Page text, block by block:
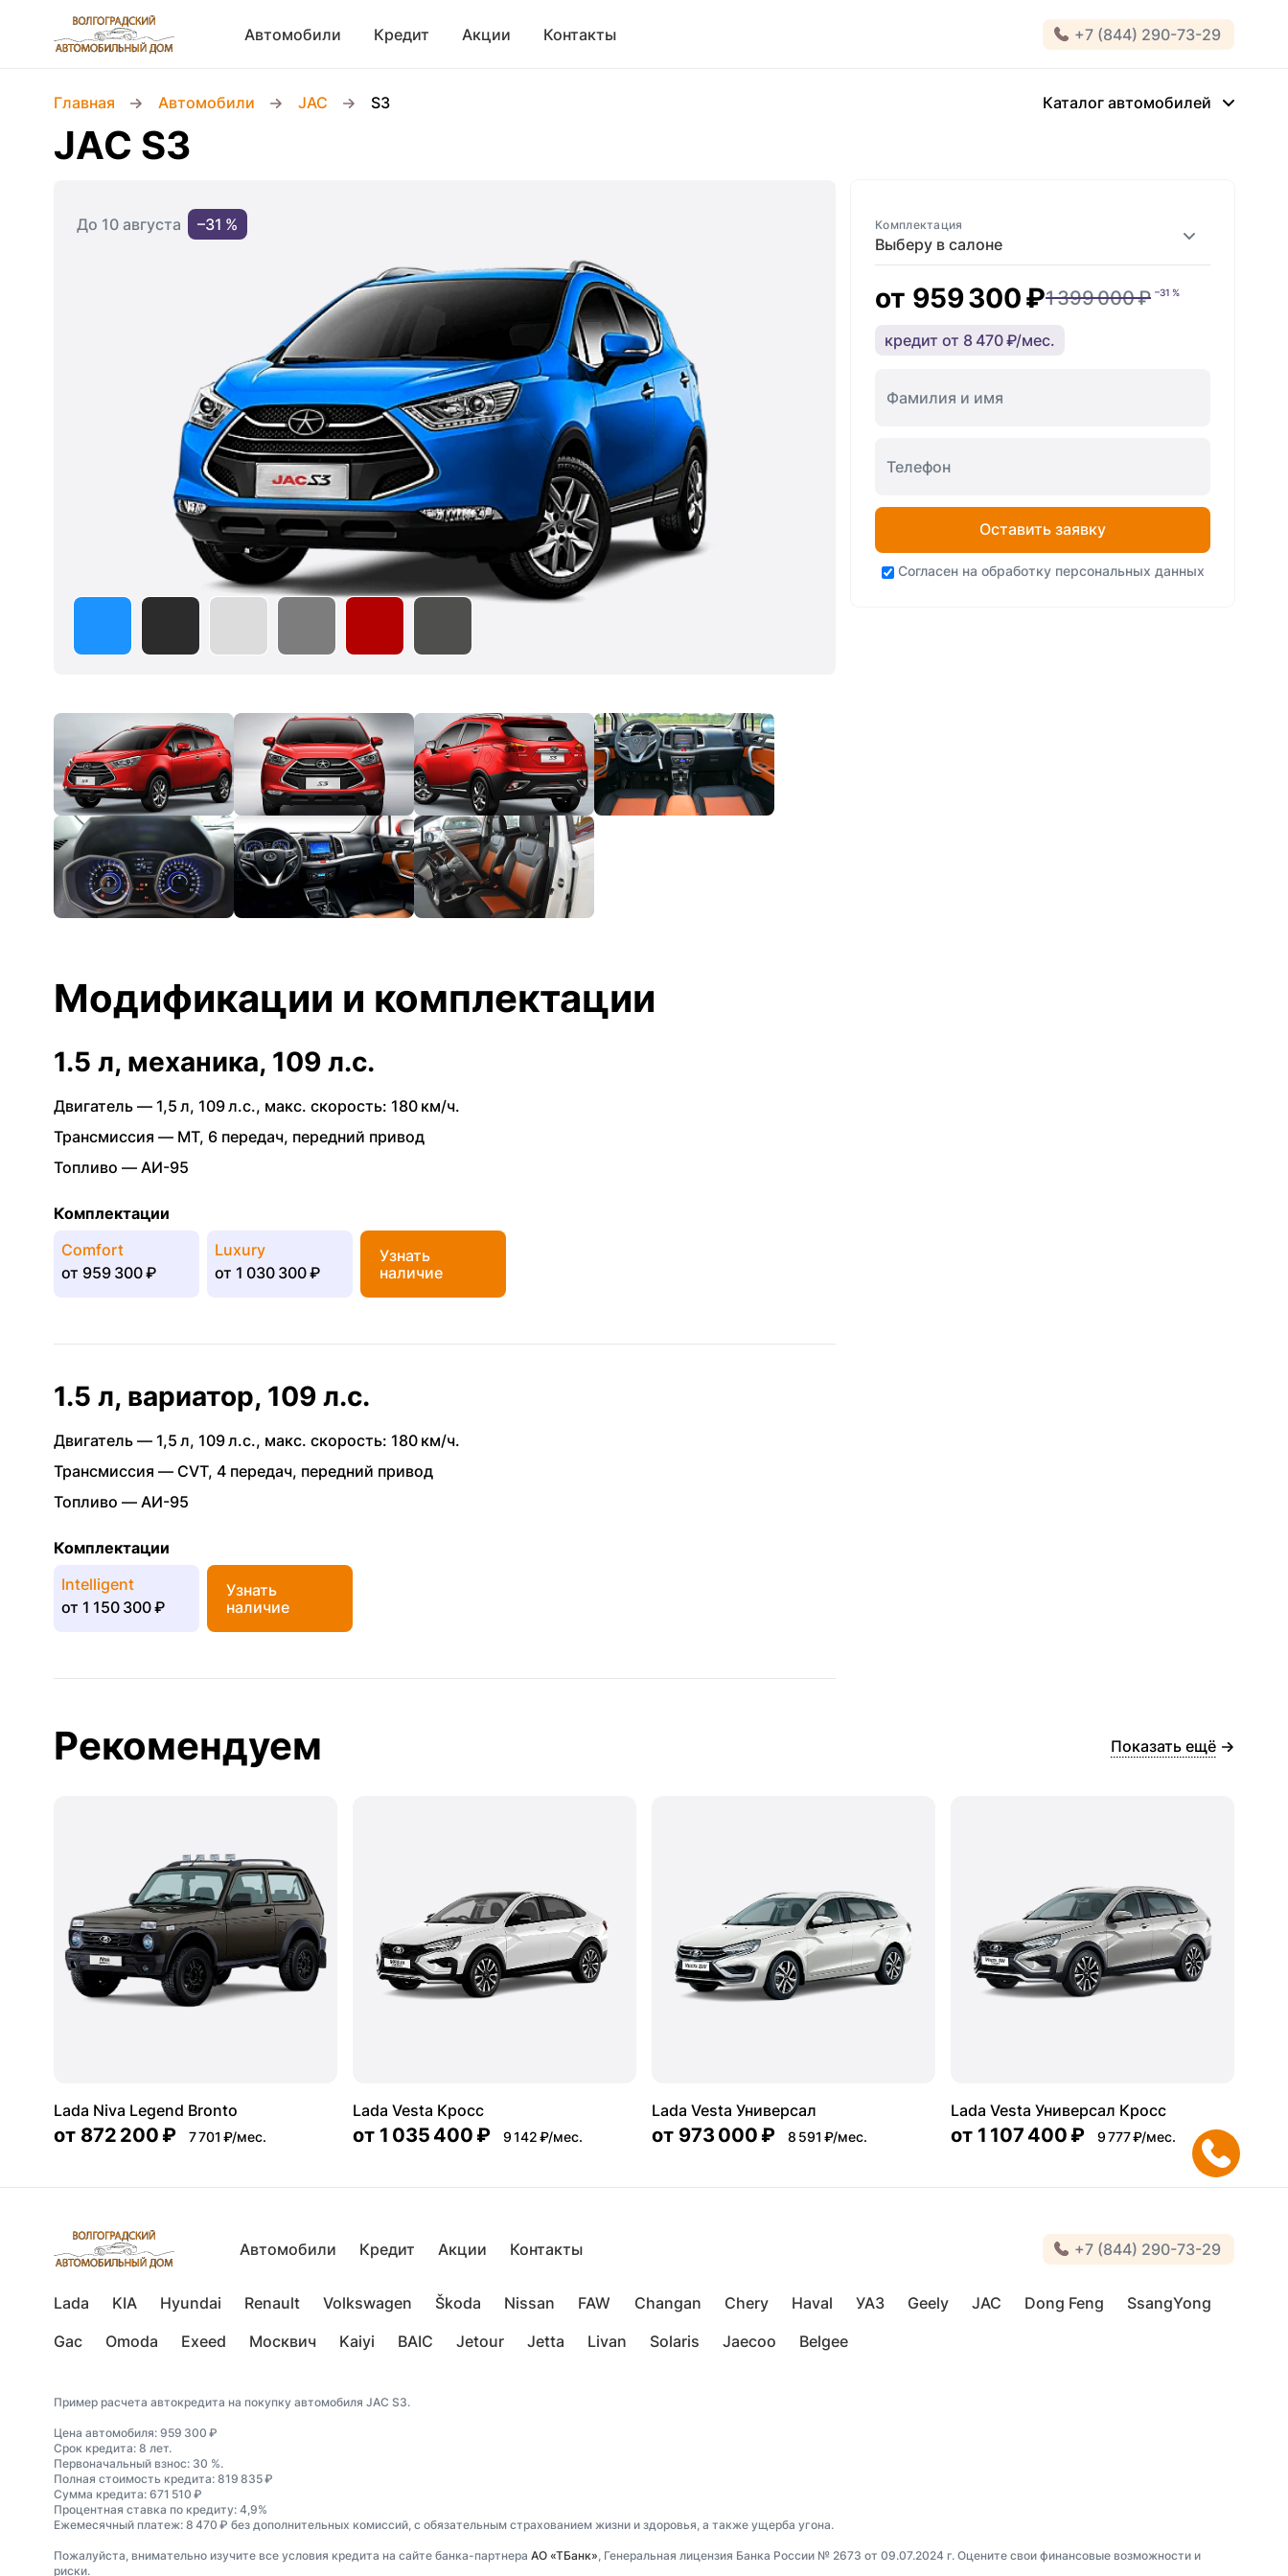
Автомобили Кредит Акции Контакты +7 (844) 290-73-29
Главная Автомобили JAC S3 Каталог автомобилей
JAC S3
До 10 августа
–31 %
Выберу в салоне
Комплектация
от 959 300 ₽1 399 000 ₽ –31 %
кредит от 8 470 ₽/мес.
Оставить заявку
Согласен на обработку персональных данных
Модификации и комплектации
1.5 л, механика, 109 л.с.
Двигатель — 1,5 л, 109 л.с., макс. скорость: 180 км/ч.
Трансмиссия — MT, 6 передач, передний привод
Топливо — АИ-95
Комплектации
Comfort
от 959 300 ₽
Luxury
от 1 030 300 ₽
Узнать
наличие
1.5 л, вариатор, 109 л.с.
Двигатель — 1,5 л, 109 л.с., макс. скорость: 180 км/ч.
Трансмиссия — CVT, 4 передач, передний привод
Топливо — АИ-95
Комплектации
Intelligent
от 1 150 300 ₽
Узнать
наличие
Рекомендуем Показать ещё
Lada Niva Legend Bronto
от 872 200 ₽ 7 701 ₽/мес.
Lada Vesta Кросс
от 1 035 400 ₽ 9 142 ₽/мес.
Lada Vesta Универсал
от 973 000 ₽ 8 591 ₽/мес.
Lada Vesta Универсал Кросс
от 1 107 400 ₽ 9 777 ₽/мес.
Автомобили Кредит Акции Контакты +7 (844) 290-73-29
Lada KIA Hyundai Renault Volkswagen Škoda Nissan FAW Changan Chery Haval УАЗ Geely JAC Dong Feng
SsangYong
Gac
Omoda Exeed Москвич Kaiyi BAIC Jetour Jetta Livan Solaris Jaecoo Belgee
Пример расчета автокредита на покупку автомобиля JAC S3.
Цена автомобиля: 959 300 ₽
Срок кредита: 8 лет.
Первоначальный взнос: 30 %.
Полная стоимость кредита: 819 835 ₽
Сумма кредита: 671 510 ₽
Процентная ставка по кредиту: 4,9%
Ежемесячный платеж: 8 470 ₽ без дополнительных комиссий, с обязательным страхованием жизни и здоровья, а также ущерба угона.
Пожалуйста, внимательно изучите все условия кредита на сайте банка-партнера АО «ТБанк», Генеральная лицензия Банка России № 2673 от 09.07.2024 г. Оцените свои финансовые возможности и
риски.